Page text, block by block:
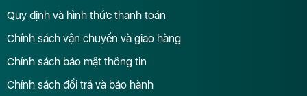
Quy định và hình thức thanh toán
Chính sách vận chuyển và giao hàng
Chính sách bảo mật thông tin
Chính sách đổi trả và bảo hành